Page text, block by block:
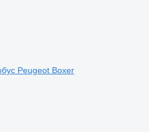
Peugeot Boxer